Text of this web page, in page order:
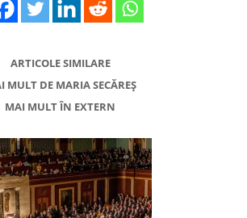
ARTICOLE SIMILARE
MULT DE MARIA SECĂREȘ
MAI MULT ÎN EXTERN